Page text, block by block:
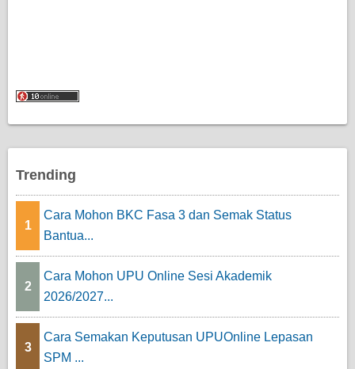
Trending
1
Cara Mohon BKC Fasa 3 dan Semak Status
Bantua...
2
Cara Mohon UPU Online Sesi Akademik
2026/2027...
3
Cara Semakan Keputusan UPUOnline Lepasan
SPM ...